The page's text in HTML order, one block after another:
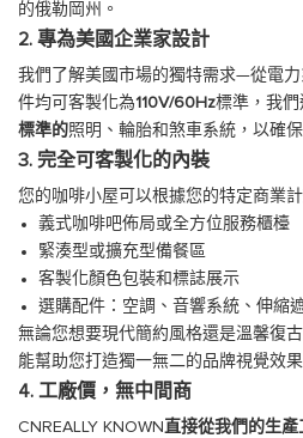
的俄勒岡州。
2. 專為美國企業家設計
我們了解美國市場的獨特需求—從電
件均可客製化為110V/60Hz標準，我們
標準的照明、輪胎和煞車系統，以確
3. 完全可客製化的內裝
您的咖啡小屋可以根據您的特定商業計
義式咖啡吧佈局或全方位服務櫃檯
緊湊型或擴充型備餐區
客製化顏色包裝和標誌展示
選購配件：空調、音響系統、伸縮
無論您想要現代簡約風格還是溫馨復
能幫助您打造獨一無二的品牌視覺效果
4. 工廠價，無中間商
CNREALLY KNOWN直接從我們的生產